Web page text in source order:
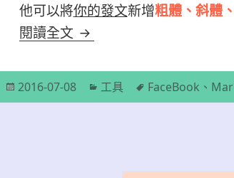
他可以將你的發文新增粗體、斜體
閱讀全文 【FaceBook】新功能：
發
佈
2016-07-08
分
類
工具
標
籤
FaceBook 、